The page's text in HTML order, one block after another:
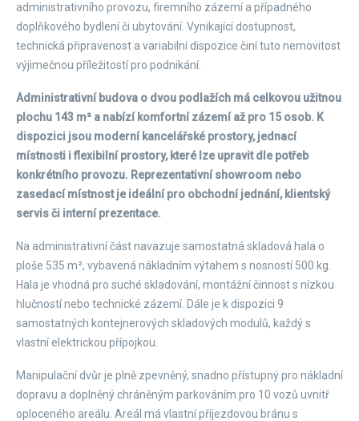
administrativního provozu, firemního zázemí a případného
doplňkového bydlení či ubytování. Vynikající dostupnost,
technická připravenost a variabilní dispozice činí tuto nemovitost
výjimečnou příležitostí pro podnikání.
Administrativní budova o dvou podlažích má celkovou užitnou
plochu 143 m² a nabízí komfortní zázemí až pro 15 osob. K
dispozici jsou moderní kancelářské prostory, jednací
místnosti i flexibilní prostory, které lze upravit dle potřeb
konkrétního provozu. Reprezentativní showroom nebo
zasedací místnost je ideální pro obchodní jednání, klientský
servis či interní prezentace.
Na administrativní část navazuje samostatná skladová hala o
ploše 535 m², vybavená nákladním výtahem s nosností 500 kg.
Hala je vhodná pro suché skladování, montážní činnost s nízkou
hlučností nebo technické zázemí. Dále je k dispozici 9
samostatných kontejnerových skladových modulů, každý s
vlastní elektrickou přípojkou.
Manipulační dvůr je plně zpevněný, snadno přístupný pro nákladní
dopravu a doplněný chráněným parkováním pro 10 vozů uvnitř
oploceného areálu. Areál má vlastní příjezdovou bránu s